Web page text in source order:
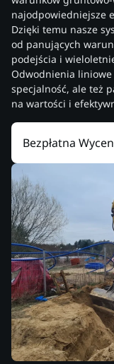
najodpowiedniejsze
Dzięki temu nasze
od panujących
podejścia i
Odwodnienia liniowe
specjalność, ale też
na wartości i
Bezpłatna